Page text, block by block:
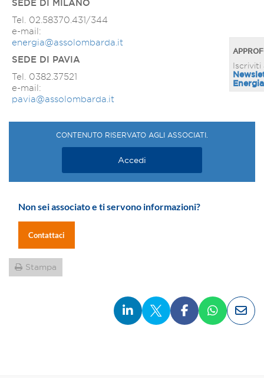
SEDE DI MILANO
Tel. 02.58370.431/344
e-mail:
energia@assolombarda.it
SEDE DI PAVIA
Tel. 0382.37521
e-mail:
pavia@assolombarda.it
Iscriviti
Energia
CONTENUTO RISERVATO AGLI ASSOCIATI.
Accedi
Non sei associato e ti servono informazioni?
Contattaci
Stampa